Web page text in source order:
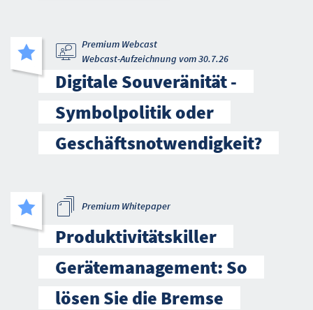
Premium Webcast
Webcast-Aufzeichnung vom 30.7.26
Digitale Souveränität -
Symbolpolitik oder
Geschäftsnotwendigkeit?
Premium Whitepaper
Produktivitätskiller
Gerätemanagement: So
lösen Sie die Bremse